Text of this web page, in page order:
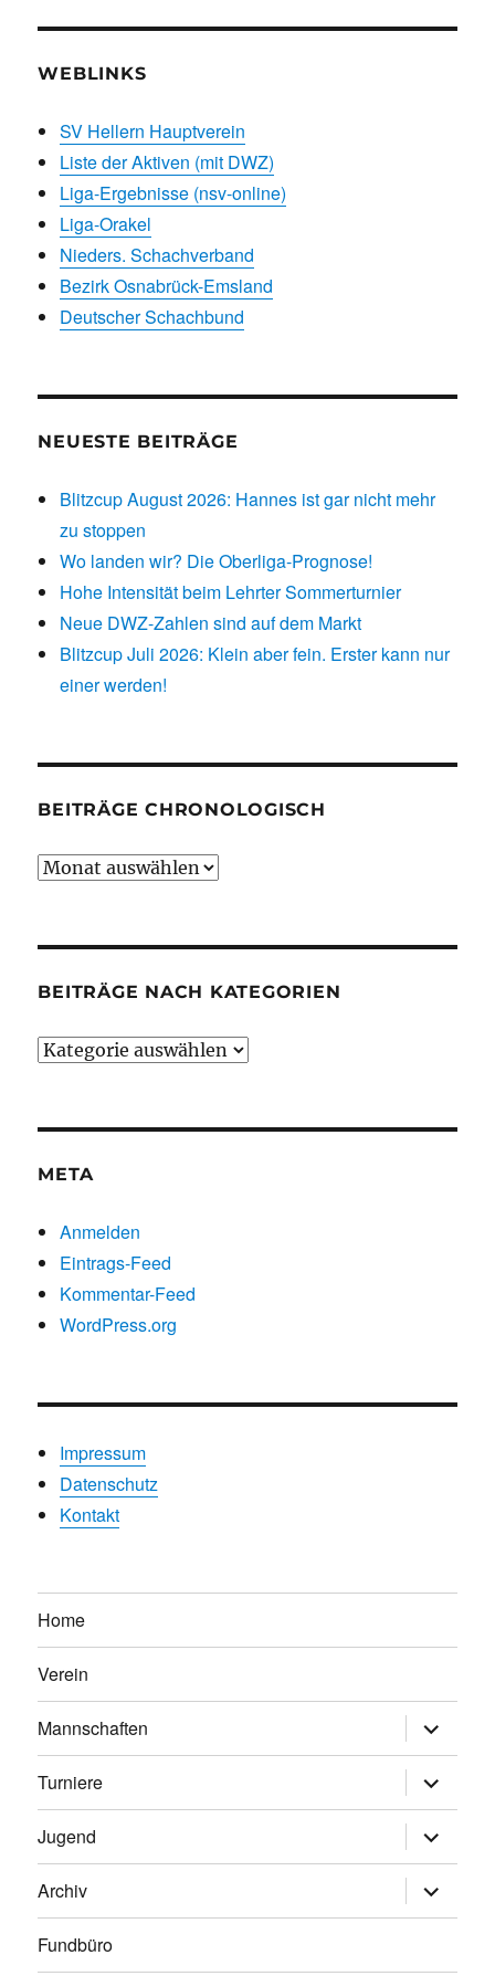
WEBLINKS
SV Hellern Hauptverein
Liste der Aktiven (mit DWZ)
Liga-Ergebnisse (nsv-online)
Liga-Orakel
Nieders. Schachverband
Bezirk Osnabrück-Emsland
Deutscher Schachbund
NEUESTE BEITRÄGE
Blitzcup August 2026: Hannes ist gar nicht mehr
zu stoppen
Wo landen wir? Die Oberliga-Prognose!
Hohe Intensität beim Lehrter Sommerturnier
Neue DWZ-Zahlen sind auf dem Markt
Blitzcup Juli 2026: Klein aber fein. Erster kann nur
einer werden!
BEITRÄGE CHRONOLOGISCH
Beiträge
BEITRÄGE NACH KATEGORIEN
Beiträge
META
Anmelden
Eintrags-Feed
Kommentar-Feed
WordPress.org
Impressum
Datenschutz
Kontakt
Home
Verein
Mannschaften
anzeigen
Turniere
anzeigen
Jugend
anzeigen
Archiv
anzeigen
Fundbüro